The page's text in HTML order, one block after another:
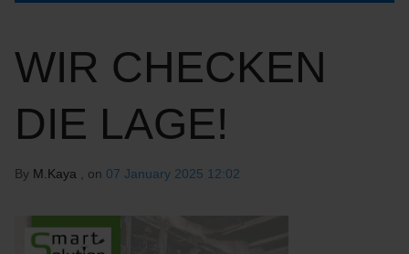
WIR CHECKEN
DIE LAGE!
By M.Kaya , on 07 January 2025 12:02